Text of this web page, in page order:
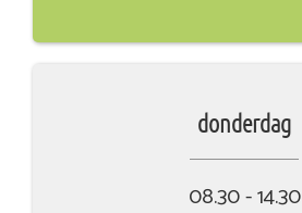
donderdag
08.30 - 14.30